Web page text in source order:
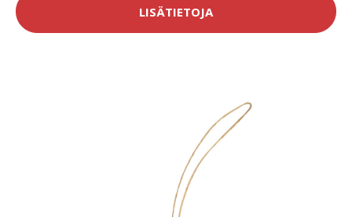
LISÄTIETOJA